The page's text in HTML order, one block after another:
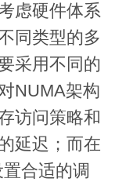
虑硬件体系
同类型的多
采用不同的
NUMA架构
访问策略和
延迟；而在
合适的调